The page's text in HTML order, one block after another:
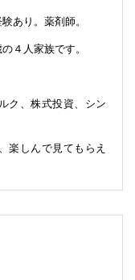
あり。薬剤師。
４人家族です。
ク、株式投資、シン
楽しんで見てもらえ